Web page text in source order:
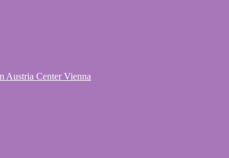
Austria Center Vienna